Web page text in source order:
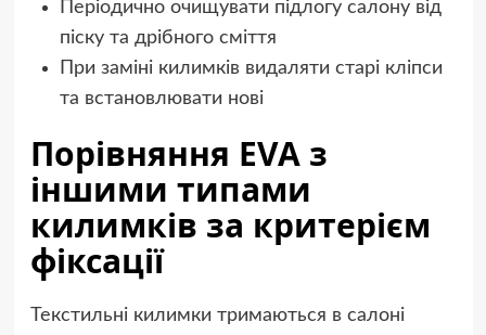
Періодично очищувати підлогу салону від
піску та дрібного сміття
При заміні килимків видаляти старі кліпси
та встановлювати нові
Порівняння EVA з
іншими типами
килимків за критерієм
фіксації
Текстильні килимки тримаються в салоні